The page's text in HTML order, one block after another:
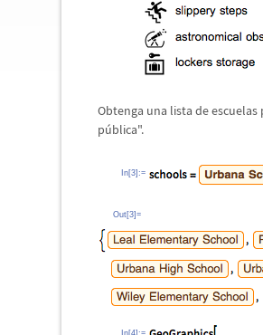
Obtenga una lista de escuelas
pública".
In[3]:=
Out[3]=
In[4]:=